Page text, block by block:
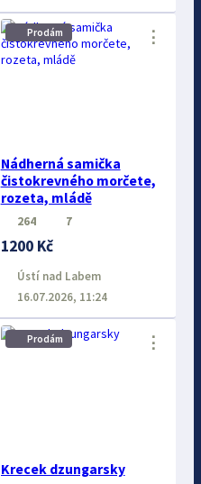
Prodám
Nádherná samička
čistokrevného morčete,
rozeta, mládě
⋮
264 7
1200 Kč
Ústí nad Labem
16.07.2026, 11:24
Prodám
Krecek dzungarsky
⋮